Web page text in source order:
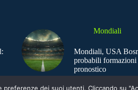
Mondiali
Mondiali, USA
probabili formazioni
pronostico
dei suoi utenti. Cliccando su